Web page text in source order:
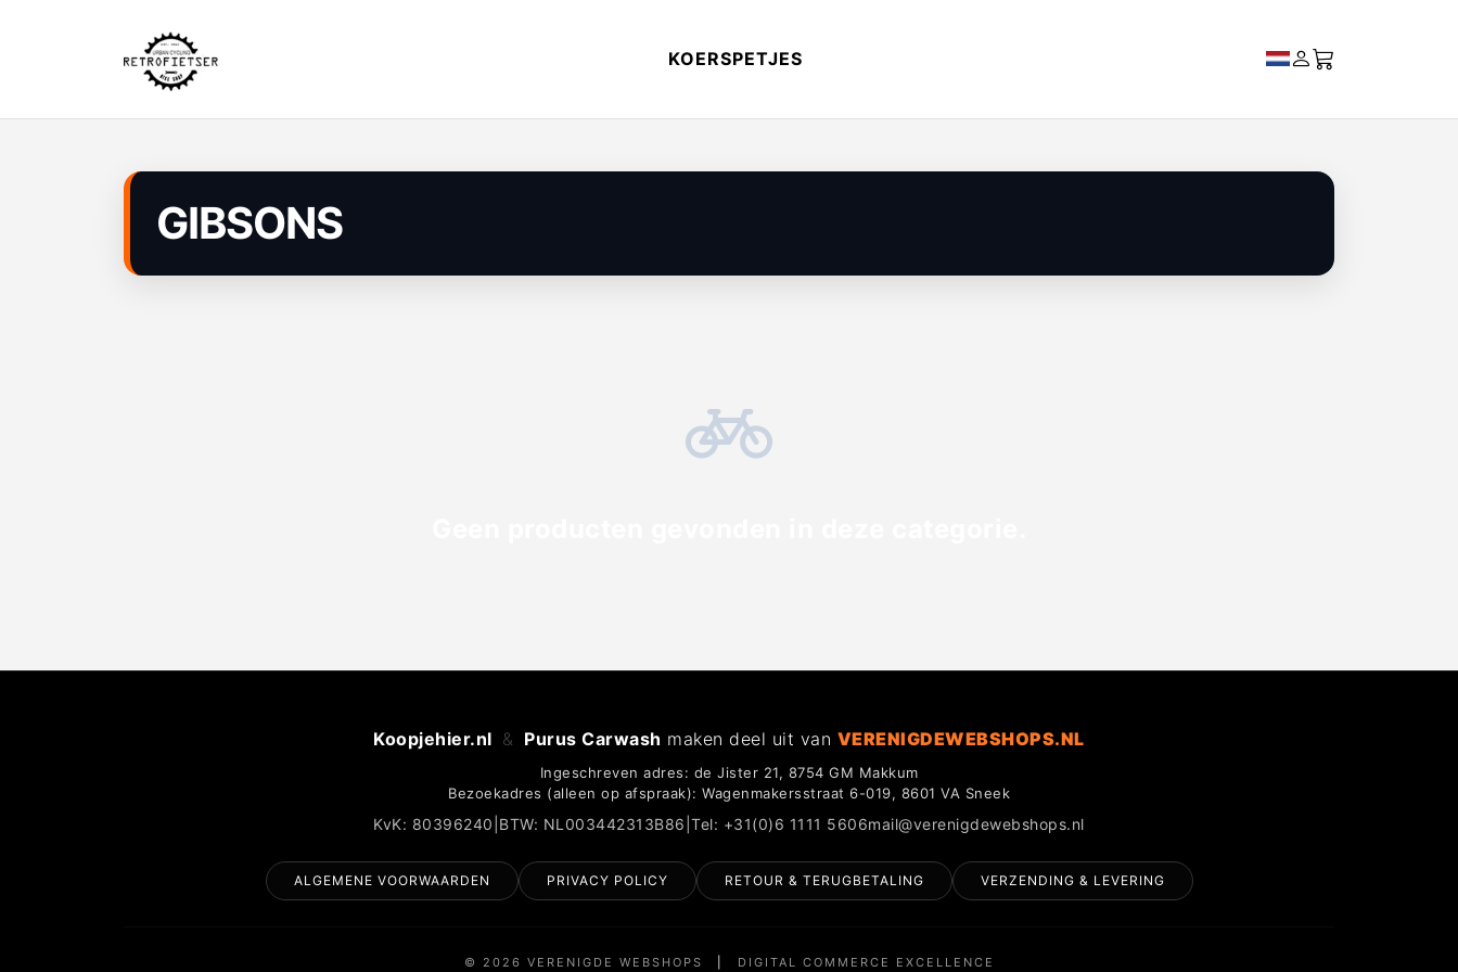
KOERSPETJES
GIBSONS
Koopjehier.nl & Purus Carwash maken deel uit van VERENIGDEWEBSHOPS.NL
Ingeschreven adres: de Jister 21, 8754 GM Makkum
Bezoekadres (alleen op afspraak): Wagenmakersstraat 6-019, 8601 VA Sneek
KvK: 80396240 BTW: NL003442313B86 |Tel: +31(0)6 1111 5606mail@verenigdewebshops.nl
ALGEMENE VOORWAARDEN PRIVACY POLICY RETOUR & TERUGBETALING VERZENDING & LEVERING
© 2026 VERENIGDE WEBSHOPS DIGITAL COMMERCE EXCELLENCE